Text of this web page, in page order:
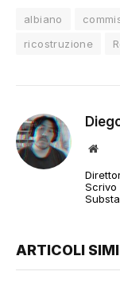
albiano
ricostruzione
Sito
Scrivo
ARTICOLI